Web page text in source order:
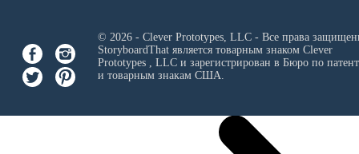
© 2026 - Clever Prototypes, LLC - Все права
StoryboardThat является товарным знаком Clever
Prototypes , LLCи зарегистрирован в Бюро по
и товарным знакам США.